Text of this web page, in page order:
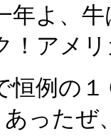
年よ、
！アメ
例の１
あった